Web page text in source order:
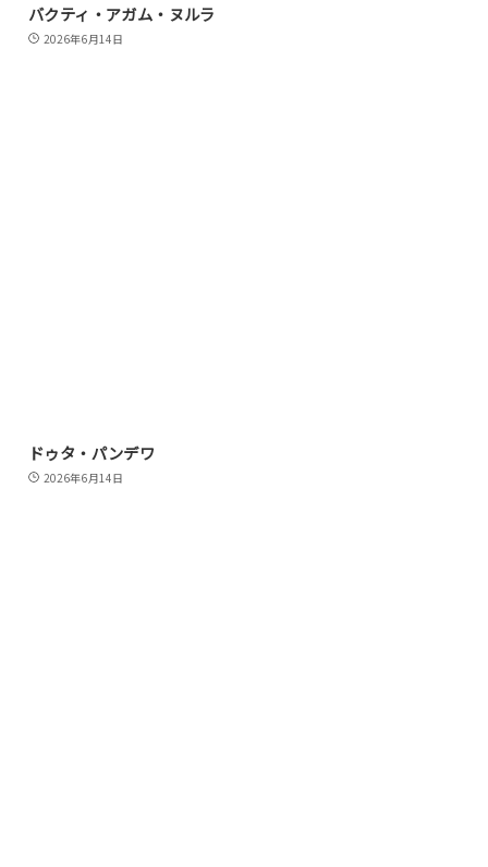
バクティ・アガム・ヌルラ
2026年6月14日
ドゥタ・パンデワ
2026年6月14日